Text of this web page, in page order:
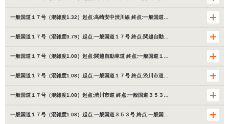
一般国道１７号（混雑度1.32）起点:高崎安中渋川線 終点:一般国道…
一般国道１７号（混雑度0.79）起点:一般国道１７号 終点:関越自動…
一般国道１７号（混雑度1.08）起点:関越自動車道 終点:一般国道１…
一般国道１７号（混雑度1.08）起点:一般国道１７号 終点:渋川市道…
一般国道１７号（混雑度1.08）起点:渋川市道 終点:一般国道３５３…
一般国道１７号（混雑度1.08）起点:一般国道３５３号 終点:一般国…